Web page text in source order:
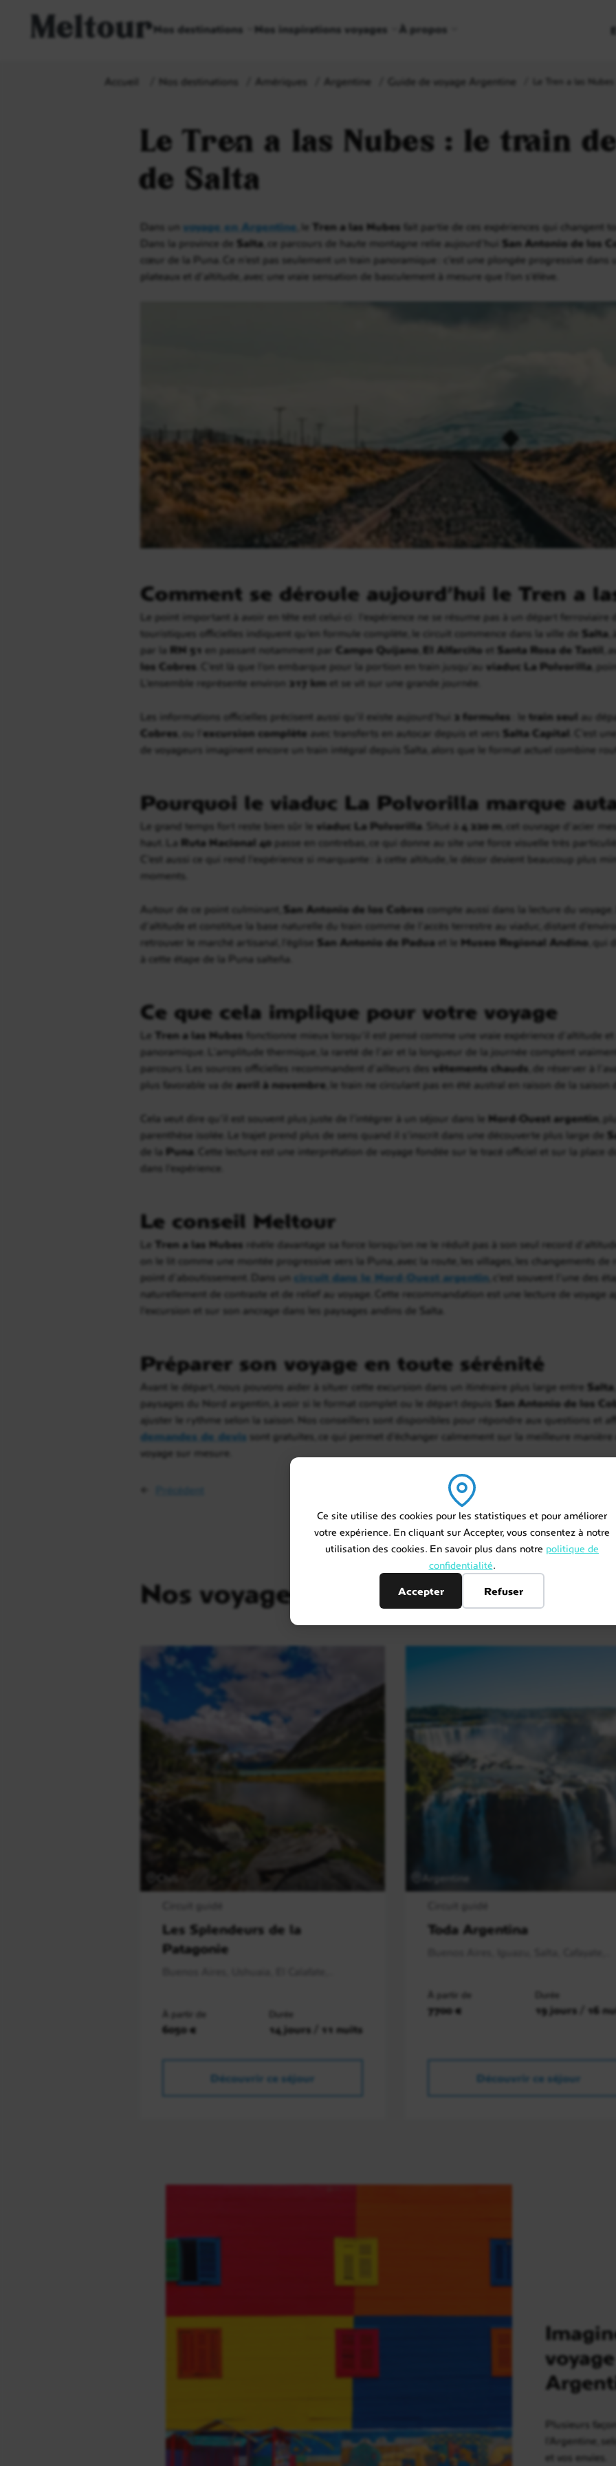
Ce site utilise des cookies pour les statistiques et pour améliorer
votre expérience. En cliquant sur Accepter, vous consentez à notre
utilisation des cookies. En savoir plus dans notre politique de
confidentialité.
Accepter
Refuser
MeltourNos destinations Nos inspirations voyages À propos
Accueil Nos destinations Amériques Argentine Guide de voyage Argentine Le Tren a las
Le Tren a las Nubes : le train
de Salta
Dans un voyage en Argentine , le Tren a las Nubes fait partie de ces expériences qui changent
Dans la province de Salta , ce parcours de haute montagne relie aujourd’hui San Antonio de los
cœur de la Puna. Ce n’est pas seulement un train panoramique : c’est une plongée progressive
plateaux et d’altitude, avec une vraie sensation de basculement à mesure que l’on s’élève.
Comment se déroule aujourd’hui le Tren a
Le point important à avoir en tête est celui-ci : l’expérience ne se résume pas à un départ ferroviaire
touristiques officielles indiquent qu’en formule complète, le circuit commence dans la ville de Salta
par la RN 51 en passant notamment par Campo Quijano El Alfarcito et Santa Rosa de Tastil ,
los Cobres . C’est là que l’on embarque pour la portion en train jusqu’au viaduc La Polvorilla
L’ensemble représente environ
217 km et se vit sur une grande journée.
Les informations officielles précisent aussi qu’il existe aujourd’hui 2 formules : le train seul au
Cobres
excursion complète avec transferts en autocar depuis et vers Salta Capital . C’est
de voyageurs imaginent encore un train intégral depuis Salta, alors que le format actuel combine
Pourquoi le viaduc La Polvorilla marque
Le grand temps fort reste bien sûr le viaduc La Polvorilla . Situé à 4 220 m , cet ouvrage d’acier
haut. La Ruta Nacional 40 passe en contrebas, ce qui donne au site une force visuelle très
C’est aussi ce qui rend l’expérience si marquante : à cette altitude, le décor devient beaucoup plus
moments.
Autour de ce point culminant, San Antonio de los Cobres compte aussi dans la lecture du
d’altitude et constitue la base naturelle du train comme de l’accès terrestre au viaduc, distant
retrouver le marché artisanal, l’église San Antonio de Padua et le Museo Regional Andino
à cette étape de la Puna salteña.
Ce que cela implique pour votre voyage
Le Tren a las Nubes fonctionne mieux lorsqu’il est pensé comme une vraie expérience d’altitude
panoramique. L’amplitude thermique, la rareté de l’air et la longueur de la journée comptent
parcours. Les sources officielles recommandent d’ailleurs des vêtements chauds , de réserver à
plus favorable va de avril à novembre , le train ne circulant pas en été austral en raison de la saison
Cela veut dire qu’il est souvent plus juste de l’intégrer à un séjour dans le Nord-Ouest argentin
parenthèse isolée. Le trajet prend plus de sens quand il s’inscrit dans une découverte plus large de
de la Puna . Cette lecture est une interprétation de voyage fondée sur le tracé officiel et sur la place
dans l’expérience.
Le conseil Meltour
Le Tren a las Nubes révèle davantage sa force lorsqu’on ne le réduit pas à son seul record
on le lit comme une montée progressive vers la Puna, avec la route, les villages, les changements
point d’aboutissement. Dans un circuit dans le Nord-Ouest argentin , c’est souvent l’une des
naturellement de contraste et de relief au voyage. Cette recommandation est une lecture de voyage
l’excursion et sur son ancrage dans les paysages andins de Salta.
Préparer son voyage en toute sérénité
Avant le départ, nous pouvons aider à situer cette excursion dans un itinéraire plus large entre Salta
paysages du Nord argentin, à voir si le format complet ou le départ depuis San Antonio de los
ajuster le rythme selon la saison. Nos conseillers sont disponibles pour répondre aux questions et
demandes de devis sont gratuites, ce qui permet d’échanger calmement sur la meilleure
voyage sur mesure.
←
Construire mon voyage
Nos voyages sur mesure en
Chili
Les Splendeurs de la
Patagonie
À partir de
6050 €
Durée
14 jours / 11 nuits
Découvrir ce séjour
Argentine
Toda Argentina
À partir de
7700 €
Durée
19 jours / 16
Découvrir ce séjour
Plusieurs
l’Argentine,
et vos envies.